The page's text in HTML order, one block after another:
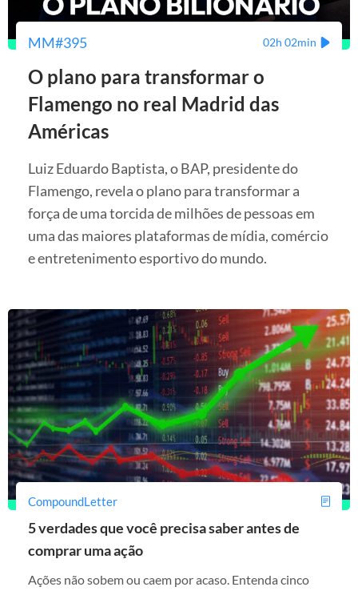
MM#395 02h 02min
O plano para transformar o
Flamengo no real Madrid das
Américas
Luiz Eduardo Baptista, o BAP, presidente do
Flamengo, revela o plano para transformar a
força de uma torcida de milhões de pessoas em
uma das maiores plataformas de mídia, comércio
e entretenimento esportivo do mundo.
CompoundLetter
5 verdades que você precisa saber antes de
comprar uma ação
Ações não sobem ou caem por acaso. Entenda cinco